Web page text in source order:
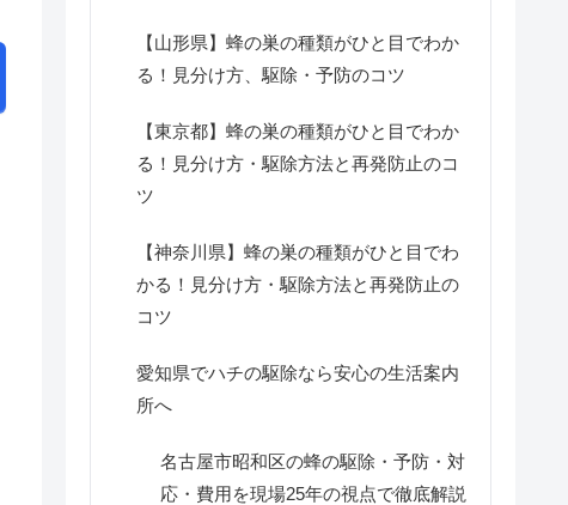
【山形県】蜂の巣の種類がひと目でわか
る！見分け方、駆除・予防のコツ
【東京都】蜂の巣の種類がひと目でわか
る！見分け方・駆除方法と再発防止のコ
ツ
【神奈川県】蜂の巣の種類がひと目でわ
かる！見分け方・駆除方法と再発防止の
コツ
愛知県でハチの駆除なら安心の生活案内
所へ
名古屋市昭和区の蜂の駆除・予防・対
応・費用を現場25年の視点で徹底解説